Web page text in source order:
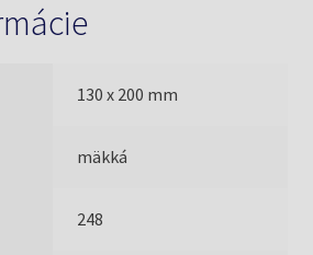
130 x 200 mm
mäkká
248